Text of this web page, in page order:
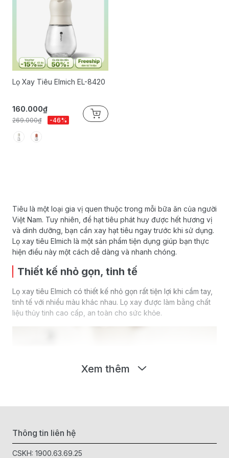
Lọ Xay Tiêu Elmich EL-8420
160.000₫
269.000₫ -46%
Tiêu là một loại gia vị quen thuộc trong mỗi bữa ăn của người
Việt Nam. Tuy nhiên, để hạt tiêu phát huy được hết hương vị
và dinh dưỡng, bạn cần xay hạt tiêu ngay trước khi sử dụng.
Lọ xay tiêu Elmich là một sản phẩm tiện dụng giúp bạn thực
hiện điều này một cách dễ dàng và nhanh chóng.
Thiết kế nhỏ gọn, tinh tế
Lọ xay tiêu Elmich có thiết kế nhỏ gọn rất tiện lợi khi cầm tay,
tinh tế với nhiều màu khác nhau. Lọ xay được làm bằng chất
liệu thủy tinh cao cấp, an toàn cho sức khỏe.
Xem thêm
Thông tin liên hệ
CSKH: 1900.63.69.25